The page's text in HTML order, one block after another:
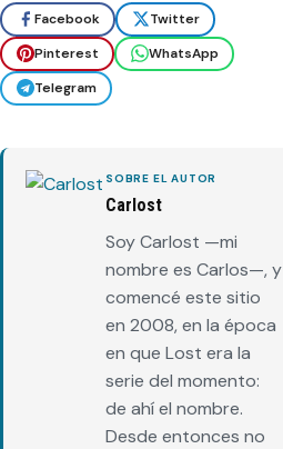
Facebook
Twitter
Pinterest
WhatsApp
Telegram
SOBRE EL AUTOR
Carlost
Soy Carlost —mi
nombre es Carlos—, y
comencé este sitio
en 2008, en la época
en que Lost era la
serie del momento:
de ahí el nombre.
Desde entonces no